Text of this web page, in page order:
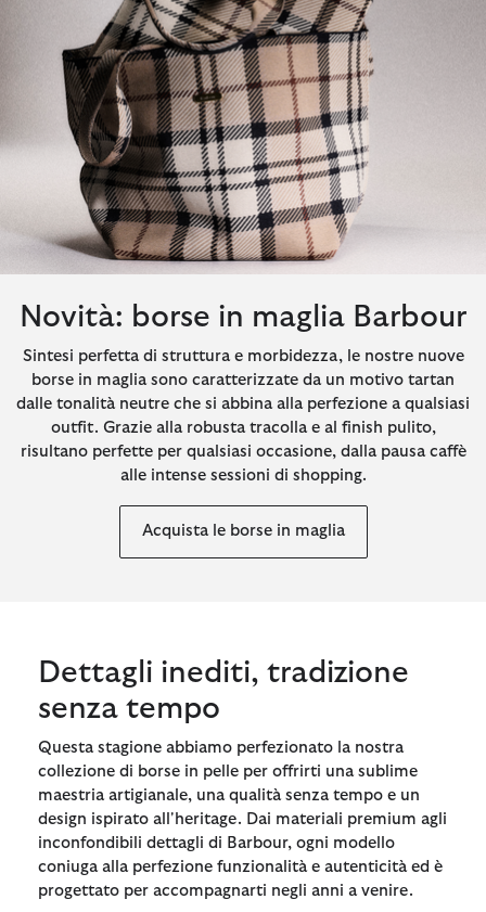
Novità: borse in maglia Barbour
Sintesi perfetta di struttura e morbidezza, le nostre nuove
borse in maglia sono caratterizzate da un motivo tartan
dalle tonalità neutre che si abbina alla perfezione a qualsiasi
outfit. Grazie alla robusta tracolla e al finish pulito,
risultano perfette per qualsiasi occasione, dalla pausa caffè
alle intense sessioni di shopping.
Acquista le borse in maglia
Dettagli inediti, tradizione
senza tempo
Questa stagione abbiamo perfezionato la nostra
collezione di borse in pelle per offrirti una sublime
maestria artigianale, una qualità senza tempo e un
design ispirato all'heritage. Dai materiali premium agli
inconfondibili dettagli di Barbour, ogni modello
coniuga alla perfezione funzionalità e autenticità ed è
progettato per accompagnarti negli anni a venire.